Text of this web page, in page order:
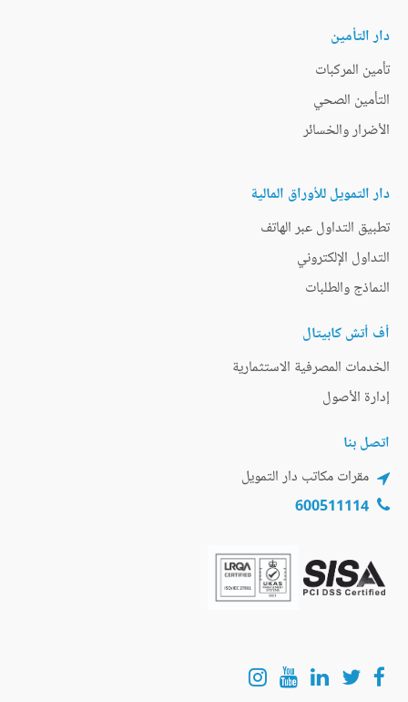
دار التأمين
تأمين المركبات
التأمين الصحي
الأضرار والخسائر
دار التمويل للأوراق المالية
تطبيق التداول عبر الهاتف
التداول الإلكتروني
النماذج والطلبات
أف أتش كابيتال
الخدمات المصرفية الاستثمارية
إدارة الأصول
اتصل بنا
مقرات مكاتب دار التمويل
600511114